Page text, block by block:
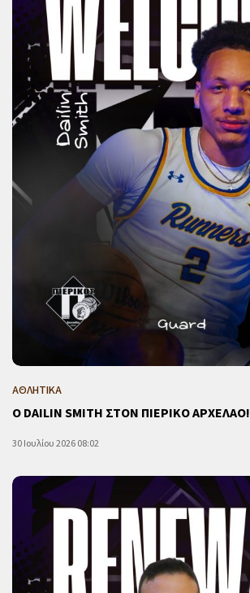
ΑΘΛΗΤΙΚΑ
Ο DAILIN SMITH ΣΤΟΝ ΠΙΕΡΙΚΟ ΑΡΧΕΛΑΟ!
30 Ιουλίου 2026 08:02